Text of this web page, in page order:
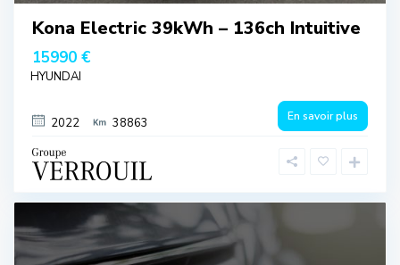
Kona Electric 39kWh – 136ch Intuitive
15990 €
HYUNDAI
2022 38863 En savoir plus